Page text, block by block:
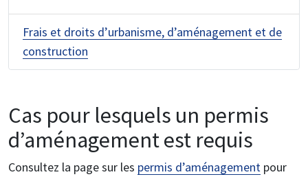
Frais et droits d’urbanisme, d’aménagement et de
construction
Cas pour lesquels un permis
d’aménagement est requis
Consultez la page sur les permis d’aménagement pour